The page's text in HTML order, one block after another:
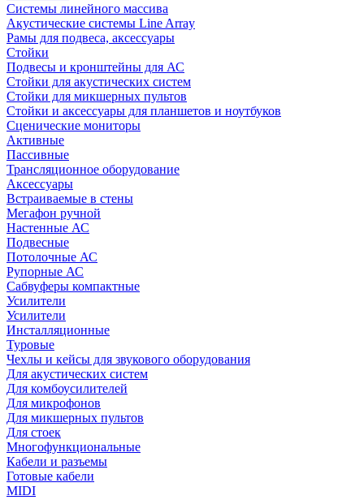
Системы линейного массива
Акустические системы Line Array
Рамы для подвеса, аксессуары
Стойки
Подвесы и кронштейны для АС
Стойки для акустических систем
Стойки для микшерных пультов
Стойки и аксессуары для планшетов и ноутбуков
Сценические мониторы
Активные
Пассивные
Трансляционное оборудование
Аксессуары
Встраиваемые в стены
Мегафон ручной
Настенные АС
Подвесные
Потолочные АС
Рупорные АС
Сабвуферы компактные
Усилители
Усилители
Инсталляционные
Туровые
Чехлы и кейсы для звукового оборудования
Для акустических систем
Для комбоусилителей
Для микрофонов
Для микшерных пультов
Для стоек
Многофункциональные
Кабели и разъемы
Готовые кабели
MIDI